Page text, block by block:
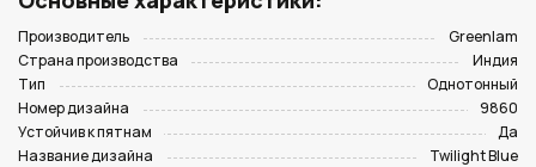
Производитель
Greenlam
Страна производства
Индия
Тип
Однотонный
Номер дизайна
9860
Устойчив к пятнам
Да
Название дизайна
Twilight Blue